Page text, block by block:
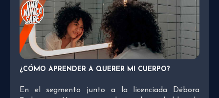
¿CÓMO APRENDER A QUERER MI CUERPO?
En el segmento junto a la licenciada Débora